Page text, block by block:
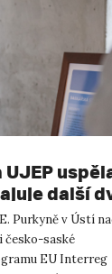
další
saskými
Purkyně v Ústí
česko-saské
EU Interreg